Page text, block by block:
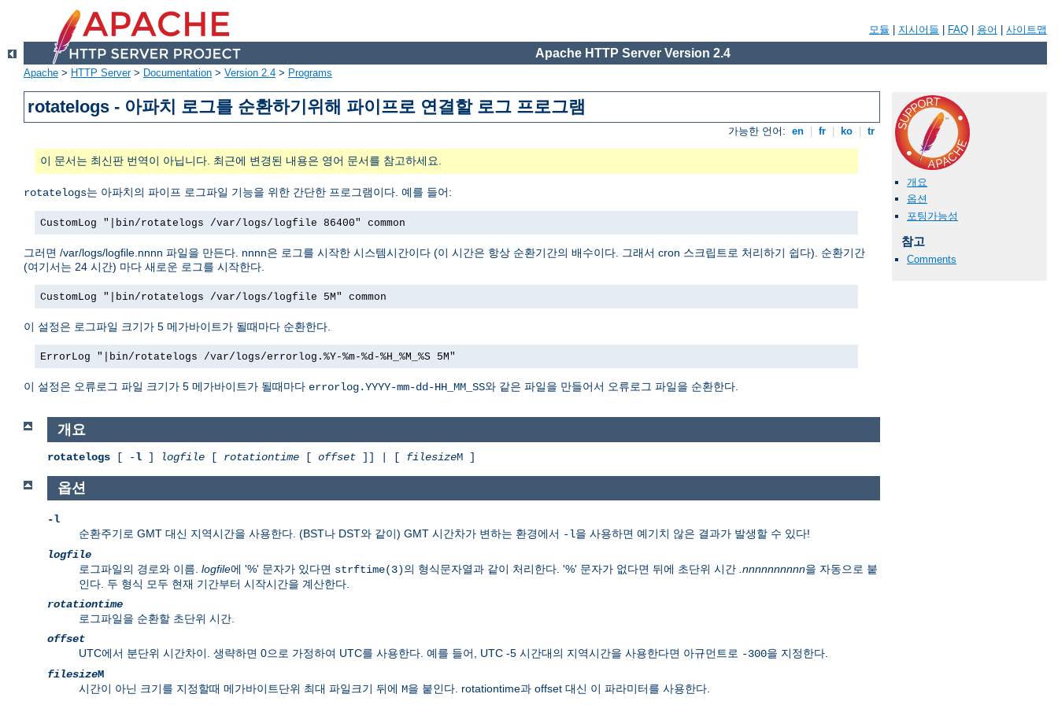
모듈 지시어들 FAQ 용어 사이트맵
Apache HTTP Server Version 2.4
Apache > HTTP Server> Documentation > Version 2.4 > Programs
rotatelogs - 아파치 로그를 순환하기위해 파이프로 연결할 로그 프로그램
가능한 언어: en fr ko tr
이 문서는 최신판 번역이 아닙니다. 최근에 변경된 내용은 영어 문서를 참고하세요.
rotatelogs는 아파치의 파이프 로그파일 기능을 위한 간단한 프로그램이다. 예를 들어:
CustomLog "|bin/rotatelogs /var/logs/logfile 86400" common
그러면 /var/logs/logfile.nnnn 파일을 만든다. nnnn은 로그를 시작한 시스템시간이다 (이 시간은 항상 순환기간의 배수이다. 그래서 cron 스크립트로 처리하기 쉽다). 순환기간
(여기서는 24 시간) 마다 새로운 로그를 시작한다.
CustomLog "|bin/rotatelogs /var/logs/logfile 5M" common
이 설정은 로그파일 크기가 5 메가바이트가 될때마다 순환한다.
ErrorLog "|bin/rotatelogs /var/logs/errorlog.%Y-%m-%d-%H_%M_%S 5M"
이 설정은 오류로그 파일 크기가 5 메가바이트가 될때마다 errorlog.YYYY-mm-dd-HH_MM_SS와 같은 파일을 만들어서 오류로그 파일을 순환한다.
개요
옵션
포팅가능성
참고
Comments
개요
rotatelogs [ -l ] logfile [ rotationtime [ offset ]] | [ filesizeM ]
옵션
-l
순환주기로 GMT 대신 지역시간을 사용한다. (BST나 DST와 같이) GMT 시간차가 변하는 환경에서 -l을 사용하면 예기치 않은 결과가 발생할 수 있다!
logfile
로그파일의 경로와 이름. logfile에 '%' 문자가 있다면 strftime(3)의 형식문자열과 같이 처리한다. '%' 문자가 없다면 뒤에 초단위 시간 .nnnnnnnnnn을 자동으로 붙
인다. 두 형식 모두 현재 기간부터 시작시간을 계산한다.
rotationtime
로그파일을 순환할 초단위 시간.
offset
UTC에서 분단위 시간차이. 생략하면 0으로 가정하여 UTC를 사용한다. 예를 들어, UTC -5 시간대의 지역시간을 사용한다면 아규먼트로 -300을 지정한다.
filesizeM
시간이 아닌 크기를 지정할때 메가바이트단위 최대 파일크기 뒤에 M을 붙인다. rotationtime과 offset 대신 이 파라미터를 사용한다.